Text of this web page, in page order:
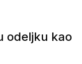
odeljku kao